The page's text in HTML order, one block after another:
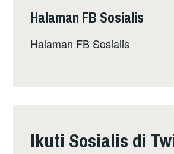
PEKERJA
Halaman FB Sosialis
Halaman FB Sosialis
Ikuti Sosialis di